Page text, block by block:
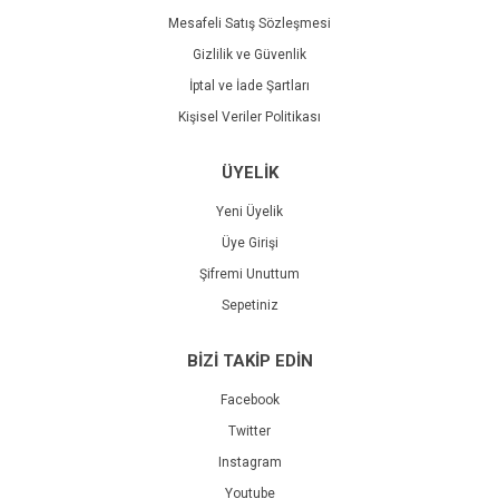
Mesafeli Satış Sözleşmesi
Gizlilik ve Güvenlik
İptal ve İade Şartları
Kişisel Veriler Politikası
ÜYELİK
Yeni Üyelik
Üye Girişi
Şifremi Unuttum
Sepetiniz
BİZİ TAKİP EDİN
Facebook
Twitter
Instagram
Youtube